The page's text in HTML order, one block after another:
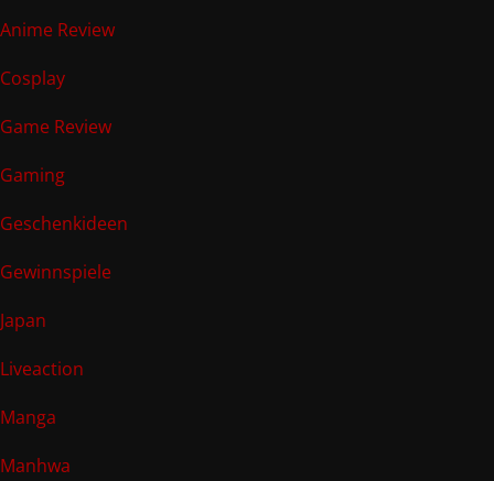
Anime Review
Cosplay
Game Review
Gaming
Geschenkideen
Gewinnspiele
Japan
Liveaction
Manga
Manhwa